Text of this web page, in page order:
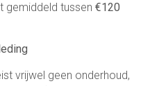
gemiddeld tussen €120
vrijwel geen onderhoud,